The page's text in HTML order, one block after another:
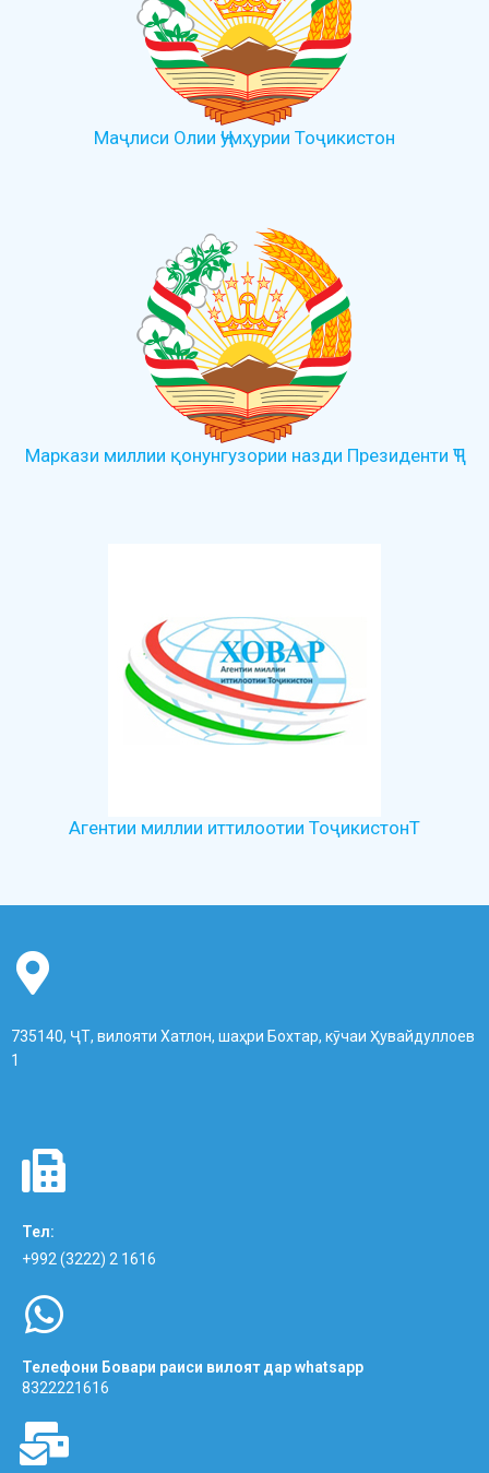
Маҷлиси Олии Ҷумҳурии Тоҷикистон
Маркази миллии қонунгузории назди Президенти ҶТ
Агентии миллии иттилоотии ТоҷикистонТ
735140, ҶТ, вилояти Хатлон, шаҳри Бохтар, кӯчаи Ҳувайдуллоев
1
Тел:
+992 (3222) 2 1616
Телефони Бовари раиси вилоят дар whatsapp
8322221616